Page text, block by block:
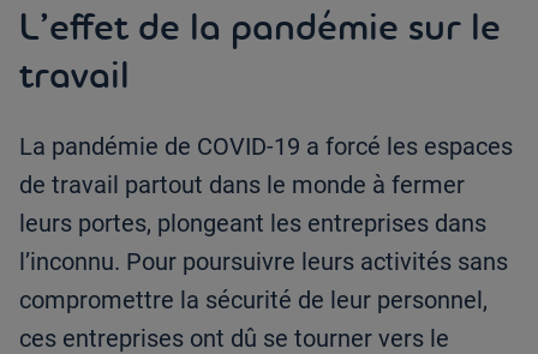
L’effet de la pandémie sur le
travail
La pandémie de COVID-19 a forcé les espaces
de travail partout dans le monde à fermer
leurs portes, plongeant les entreprises dans
l’inconnu. Pour poursuivre leurs activités sans
compromettre la sécurité de leur personnel,
ces entreprises ont dû se tourner vers le